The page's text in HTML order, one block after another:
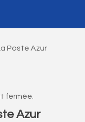
Poste Azur
fermée.
Azur